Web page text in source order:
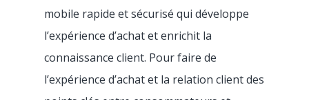
mobile rapide et sécurisé qui développe
l’expérience d’achat et enrichit la
connaissance client. Pour faire de
l’expérience d’achat et la relation client des